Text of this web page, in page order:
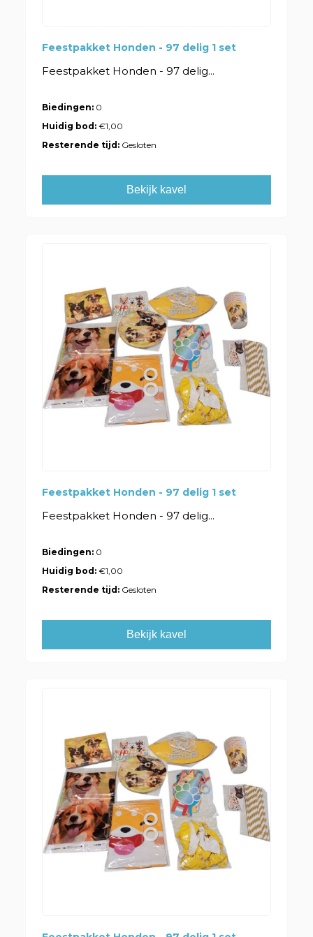
Feestpakket Honden - 97 delig 1 set
Feestpakket Honden - 97 delig...
Biedingen: 0
Huidig bod:€1,00
Resterende tijd: Gesloten
Bekijk kavel
Feestpakket Honden - 97 delig 1 set
Feestpakket Honden - 97 delig...
Biedingen: 0
Huidig bod:€1,00
Resterende tijd: Gesloten
Bekijk kavel